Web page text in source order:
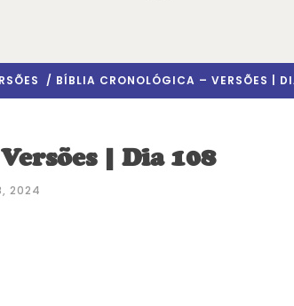
/ BÍBLIA CRONOLÓGICA – VERSÕES |
| Dia 108
2024